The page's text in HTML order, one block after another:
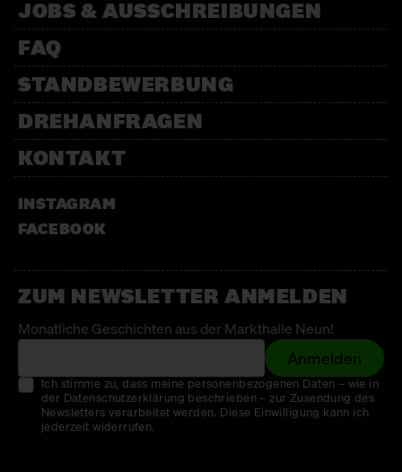
JOBS & AUSSCHREIBUNGEN
FAQ
STANDBEWERBUNG
DREHANFRAGEN
KONTAKT
INSTAGRAM
FACEBOOK
ZUM NEWSLETTER ANMELDEN
Monatliche Geschichten aus der Markthalle Neun!
Anmelden
Ich stimme zu, dass meine personenbezogenen Daten – wie in
der Datenschutzerklärung beschrieben – zur Zusendung des
Newsletters verarbeitet werden. Diese Einwilligung kann ich
jederzeit widerrufen.